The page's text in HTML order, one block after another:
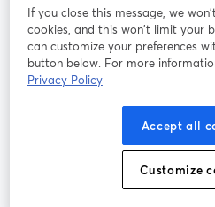
ミナ
ー
Instagram
新しいタブで開く
新しいタブで開く
プラッ
個人情報保護方針
If you close this message, we
cookies, and this won’t limit your
can customize your preferences
button below. For more
Privacy Policy
Accept all
Customize